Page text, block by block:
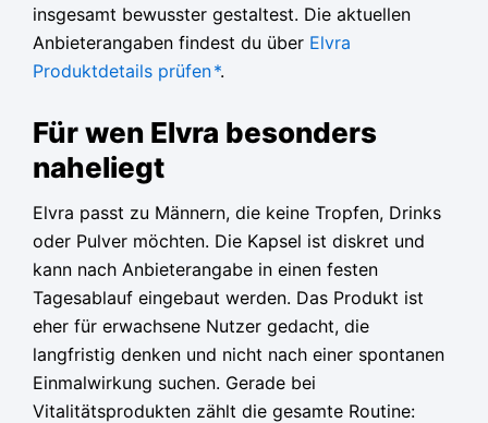
insgesamt bewusster gestaltest. Die aktuellen
Anbieterangaben findest du über Elvra
Produktdetails prüfen*.
Für wen Elvra besonders
naheliegt
Elvra passt zu Männern, die keine Tropfen, Drinks
oder Pulver möchten. Die Kapsel ist diskret und
kann nach Anbieterangabe in einen festen
Tagesablauf eingebaut werden. Das Produkt ist
eher für erwachsene Nutzer gedacht, die
langfristig denken und nicht nach einer spontanen
Einmalwirkung suchen. Gerade bei
Vitalitätsprodukten zählt die gesamte Routine: